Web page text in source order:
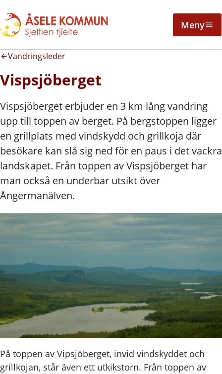
Meny
Vandringsleder
Vispsjöberget
Vispsjöberget erbjuder en 3 km lång vandring
upp till toppen av berget. På bergstoppen ligger
en grillplats med vindskydd och grillkoja där
besökare kan slå sig ned för en paus i det vackra
landskapet. Från toppen av Vispsjöberget har
man också en underbar utsikt över
Ångermanälven.
På toppen av Vipsjöberget, invid vindskyddet och
grillkojan, står även ett utkikstorn. Från toppen av